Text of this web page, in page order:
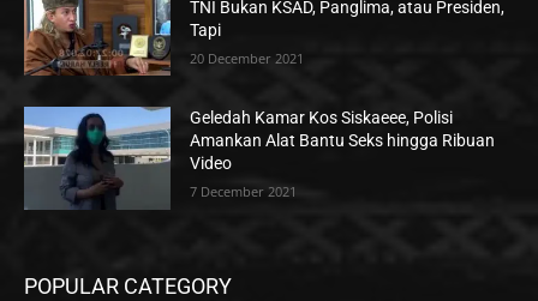
TNI Bukan KSAD, Panglima, atau Presiden,
Tapi
20 December 2021
Geledah Kamar Kos Siskaeee, Polisi
Amankan Alat Bantu Seks hingga Ribuan
Video
7 December 2021
POPULAR CATEGORY